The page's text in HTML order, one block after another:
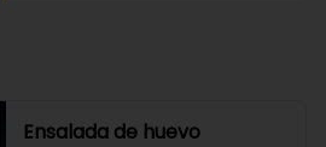
Ensalada de huevo